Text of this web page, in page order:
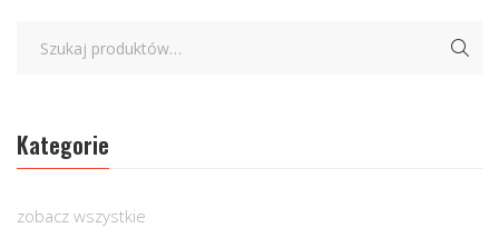
Kategorie
zobacz wszystkie